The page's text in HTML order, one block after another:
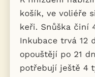
košík, ve voliéře
keři. Snůška činí
Inkubace trvá 12
opouštějí po 21
potřebují ještě 4